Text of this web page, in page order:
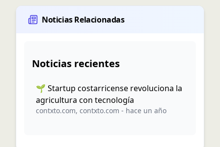
Noticias Relacionadas
Noticias recientes
🌱 Startup costarricense revoluciona la
agricultura con tecnología
contxto.com, contxto.com - hace un año